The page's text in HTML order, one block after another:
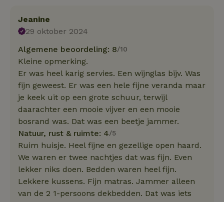
Jeanine
29 oktober 2024
Algemene beoordeling: 8/10
Kleine opmerking.
Er was heel karig servies. Een wijnglas bijv. Was
fijn geweest. Er was een hele fijne veranda maar
je keek uit op een grote schuur, terwijl
daarachter een mooie vijver en een mooie
bosrand was. Dat was een beetje jammer.
Natuur, rust & ruimte: 4/5
Ruim huisje. Heel fijne en gezellige open haard.
We waren er twee nachtjes dat was fijn. Even
lekker niks doen. Bedden waren heel fijn.
Lekkere kussens. Fijn matras. Jammer alleen
van de 2 1-persoons dekbedden. Dat was iets